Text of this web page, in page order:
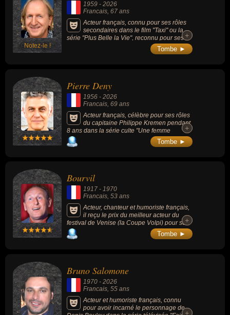
Notez-le !
1959 - 2026
Francais, 67 ans
Acteur français, connu pour ses rôles
secondaires dans le film "Taxi" ou la
série "Plus Belle la Vie", reconnu pour ses
seuls-en-scène satiriques et ses adaptations
décalées, notamment à travers un long
des spectacles inspirés des écrits du
psychiatre François Tosquelles.
+
+
Tombe ►
Pierre Deny
1956 - 2026
Francais , 69 ans
Acteur français, célèbre pour ses rôles
du capitaine Philippe Kremen pendant
8 ans dans la série culte "Une femme
d'honneur" (1996-2008) aux côtés de
Corinne Touzet, Renaud Dumaze dans le
+
+
Tombe ►
Bourvil
1917 - 1970
Francais, 53 ans
Acteur, chanteur et humoriste français,
il reçu le prix du meilleur acteur du
festival de Venise (la Coupe Volpi) pour son
rôle dans le film « La Traversée de Paris ».
Puis il deviendra célèbre grâce à « La
Louis de Funès), « Les Misérables » (1958,
avec Jean Gabin), « Le Cercle rouge »
(1970, de Jean-Pierre Melville, avec Yves
Montand et Alain Delon)... Connu en tant que
comique pour ses sketchs, il est également
connu en tant que chanteur, notamment pour
+
+
Tombe ►
Bruno Salomone
1970 - 2026
Francais , 55 ans
Acteur et humoriste français, connu
pour avoir incarné le personnage de
+
+